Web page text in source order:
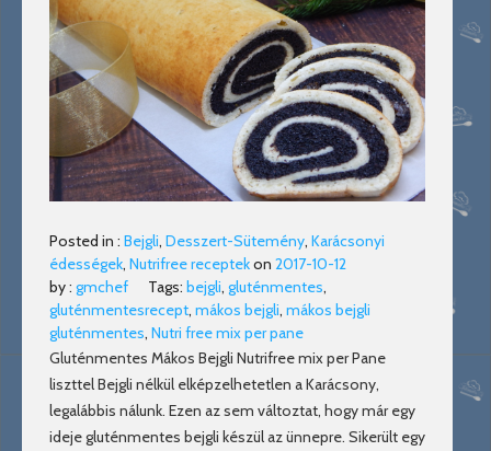
Posted in : Bejgli, Desszert-Sütemény, Karácsonyi
édességek, Nutrifree receptekon 2017-10-12
by : gmchef Tags: bejgli, gluténmentes,
gluténmentesrecept, mákos bejgli, mákos bejgli
gluténmentes, Nutri free mix per pane
Gluténmentes Mákos Bejgli Nutrifree mix per Pane
liszttel Bejgli nélkül elképzelhetetlen a Karácsony,
legalábbis nálunk. Ezen az sem változtat, hogy már egy
ideje gluténmentes bejgli készül az ünnepre. Sikerült egy